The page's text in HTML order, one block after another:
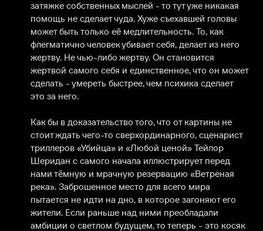
затяжке собственных мыслей - то тут уже никакая
помощь не сделает чуда. Хуже съехавшей головы
может быть только её медлительность. То, как
флегматично человек убивает себя, делает из него
жертву. Не чью-либо жертву. Он становится
жертвой самого себя и единственное, что он может
сделать - умереть быстрее, чем психика сделает
это за него.
Как бы в доказательство того, что от картины не
стоит ждать чего-то сверхординарного, сценарист
триллеров «Убийца» и «Любой ценой» Тейлор
Шеридан с самого начала иллюстрирует перед
нами тёмную и мрачную резервацию «Ветреная
река». Заброшенное место для всего мира
пытается не идти на дно, в которое загоняют его
жители. Если раньше над ними преобладали
амбиции о светлом будущем, то теперь - это косяк